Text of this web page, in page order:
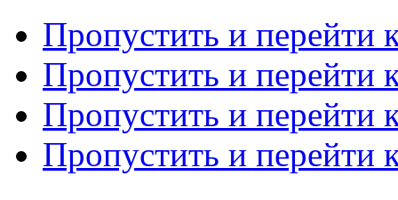
Пропустить и перейти
Пропустить и перейти
Пропустить и перейти
Пропустить и перейти